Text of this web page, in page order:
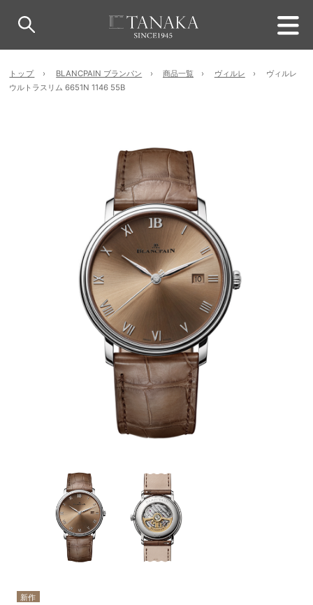
トップ BLANCPAIN ブランパン 商品一覧 ヴィルレ
ヴィルレ
ウルトラスリム 6651N 1146 55B
新作